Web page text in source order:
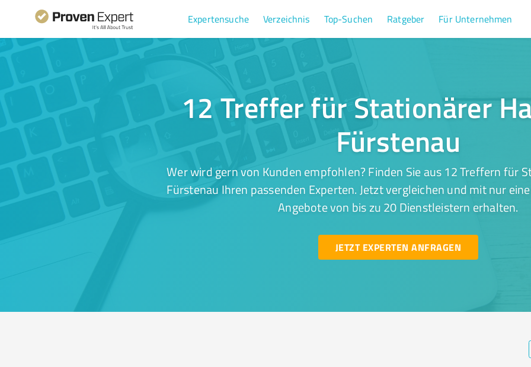
Expertensuche Verzeichnis Top-Suchen Ratgeber Für Unternehmen
12 Treffer für Stationärer
Fürstenau
Wer wird gern von Kunden empfohlen? Finden Sie aus 12 Treffern für
Fürstenau Ihren passenden Experten. Jetzt vergleichen und mit nur
Angebote von bis zu 20 Dienstleistern erhalten.
JETZT EXPERTEN ANFRAGEN